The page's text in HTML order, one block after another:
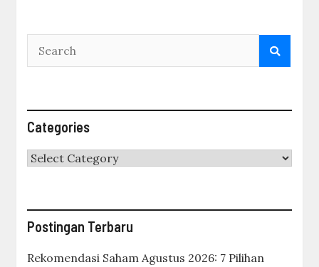
Categories
Categories
Postingan Terbaru
Rekomendasi Saham Agustus 2026: 7 Pilihan